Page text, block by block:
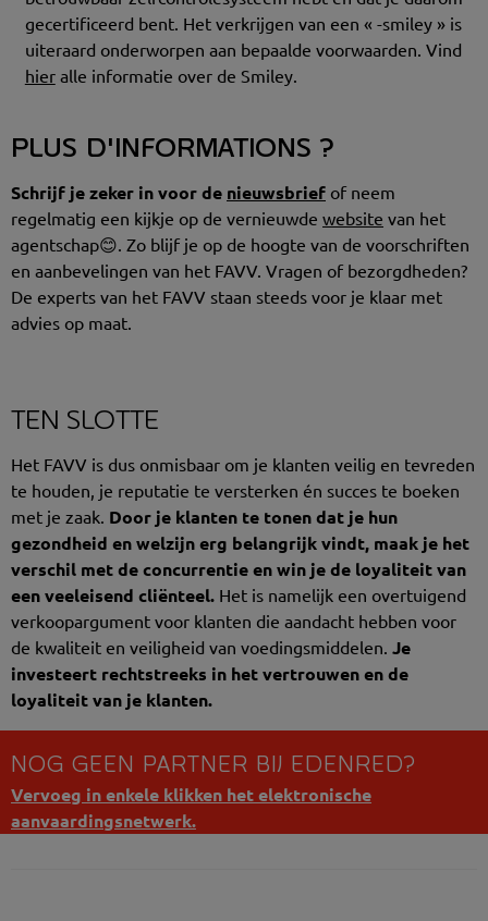
gecertificeerd bent. Het verkrijgen van een « -smiley » is
uiteraard onderworpen aan bepaalde voorwaarden. Vind
hieralle informatie over de Smiley.
PLUS D'INFORMATIONS ?
Schrijf je zeker in voor de nieuwsbrief of neem
regelmatig een kijkje op de vernieuwde website van het
agentschap😊. Zo blijf je op de hoogte van de voorschriften
en aanbevelingen van het FAVV. Vragen of bezorgdheden?
De experts van het FAVV staan steeds voor je klaar met
advies op maat.
TEN SLOTTE
Het FAVV is dus onmisbaar om je klanten veilig en tevreden
te houden, je reputatie te versterken én succes te boeken
met je zaak. Door je klanten te tonen dat je hun
gezondheid en welzijn erg belangrijk vindt, maak je het
verschil met de concurrentie en win je de loyaliteit van
een veeleisend cliënteel. Het is namelijk een overtuigend
verkoopargument voor klanten die aandacht hebben voor
de kwaliteit en veiligheid van voedingsmiddelen. Je
investeert rechtstreeks in het vertrouwen en de
loyaliteit van je klanten.
NOG GEEN PARTNER BIJ EDENRED?
Vervoeg in enkele klikken het elektronische
aanvaardingsnetwerk.